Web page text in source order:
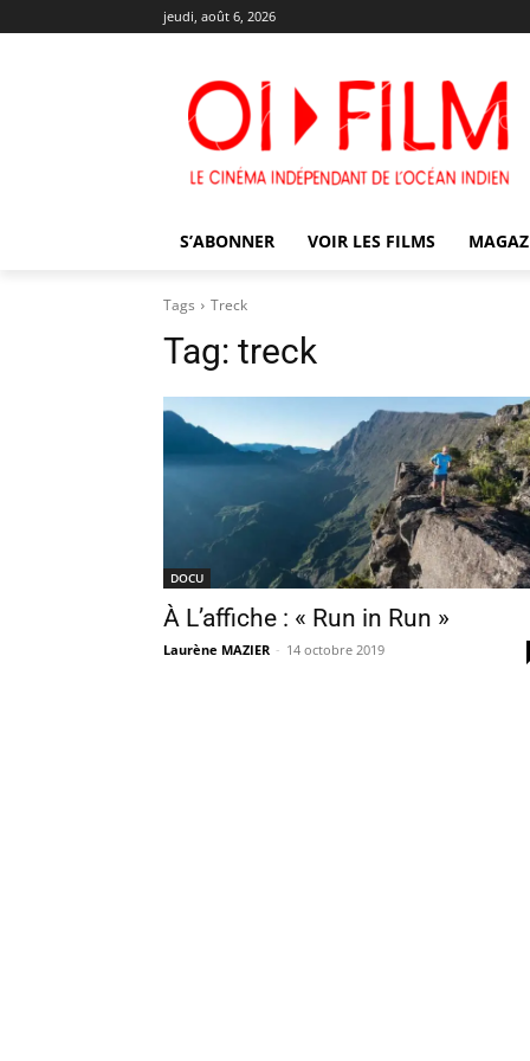
jeudi, août 6, 2026
S’ABONNER VOIR LES FILMS
Tags Treck
Tag: treck
DOCU
À L’affiche : « Run in Run »
Laurène MAZIER - 14 octobre 2019